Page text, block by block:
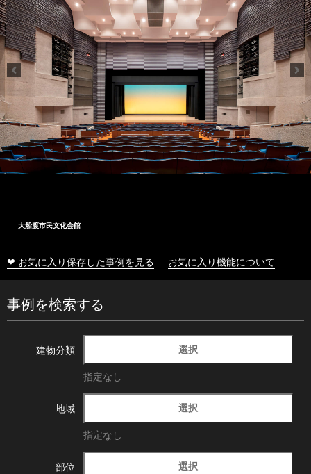
大船渡市民文化会館
❤ お気に入り保存した事例を見る お気に入り機能について
事例を検索する
建物分類 選択
指定なし
地域 選択
指定なし
部位 選択